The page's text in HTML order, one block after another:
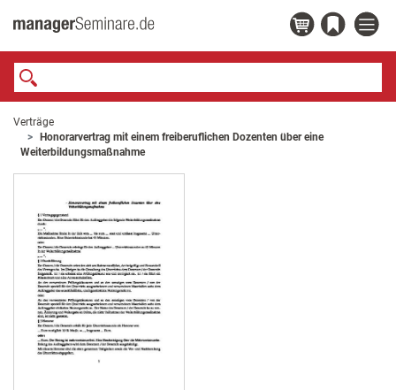
Verträge
Honorarvertrag mit einem freiberuflichen Dozenten über eine
Weiterbildungsmaßnahme